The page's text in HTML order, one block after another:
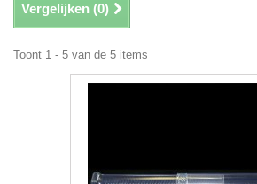
Vergelijken (0)
Toont 1 - 5 van de 5 items